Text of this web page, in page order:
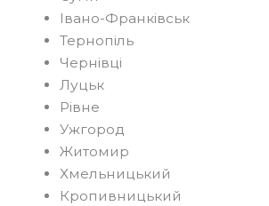
Івано-Франківськ
Тернопіль
Чернівці
Луцьк
Рівне
Ужгород
Житомир
Хмельницький
Кропивницький